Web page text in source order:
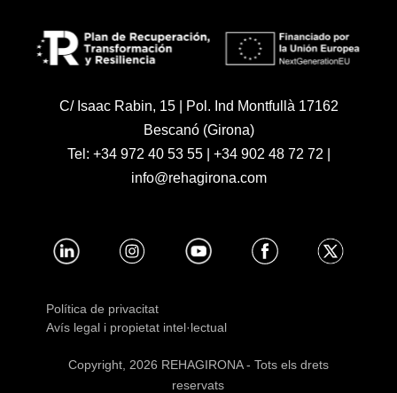
C/ Isaac Rabin, 15 | Pol. Ind Montfullà 17162
Bescanó (Girona)
Tel: +34 972 40 53 55| +34 902 48 72 72
info@rehagirona.com
Copyright, 2026 REHAGIRONA - Tots els drets
reservats
Política de privacitat
Avís legal i propietat intel·lectual